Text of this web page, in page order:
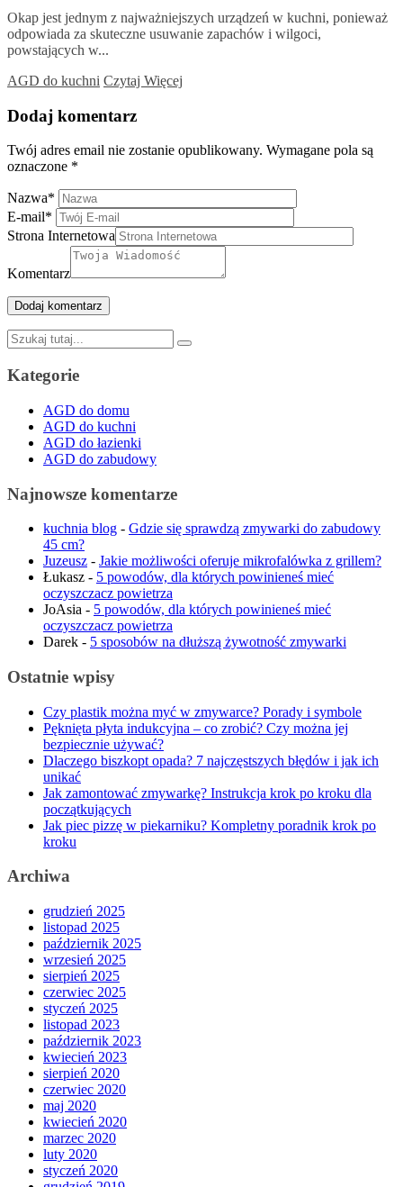
Okap jest jednym z najważniejszych urządzeń w kuchni, ponieważ
odpowiada za skuteczne usuwanie zapachów i wilgoci,
powstających w...
AGD do kuchni Czytaj Więcej
Dodaj komentarz
Twój adres email nie zostanie opublikowany. Wymagane pola są
oznaczone *
Nazwa*
E-mail*
Strona Internetowa
Komentarz
Szukaj:
Kategorie
AGD do domu
AGD do kuchni
AGD do łazienki
AGD do zabudowy
Najnowsze komentarze
kuchnia blog - Gdzie się sprawdzą zmywarki do zabudowy
45 cm?
Juzeusz - Jakie możliwości oferuje mikrofalówka z grillem?
Łukasz - 5 powodów, dla których powinieneś mieć
oczyszczacz powietrza
JoAsia - 5 powodów, dla których powinieneś mieć
oczyszczacz powietrza
Darek - 5 sposobów na dłuższą żywotność zmywarki
Ostatnie wpisy
Czy plastik można myć w zmywarce? Porady i symbole
Pęknięta płyta indukcyjna – co zrobić? Czy można jej
bezpiecznie używać?
Dlaczego biszkopt opada? 7 najczęstszych błędów i jak ich
unikać
Jak zamontować zmywarkę? Instrukcja krok po kroku dla
początkujących
Jak piec pizzę w piekarniku? Kompletny poradnik krok po
kroku
Archiwa
grudzień 2025
listopad 2025
październik 2025
wrzesień 2025
sierpień 2025
czerwiec 2025
styczeń 2025
listopad 2023
październik 2023
kwiecień 2023
sierpień 2020
czerwiec 2020
maj 2020
kwiecień 2020
marzec 2020
luty 2020
styczeń 2020